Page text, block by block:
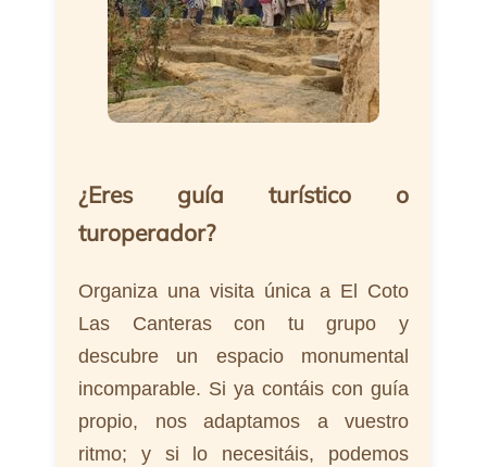
¿Eres guía turístico o
turoperador?
Organiza una visita única a El Coto
Las Canteras con tu grupo y
descubre un espacio monumental
incomparable. Si ya contáis con guía
propio, nos adaptamos a vuestro
ritmo; y si lo necesitáis, podemos